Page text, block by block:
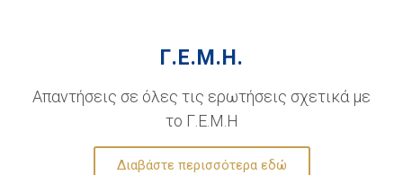
Γ.Ε.Μ.Η.
Απαντήσεις σε όλες τις ερωτήσεις σχετικά με
το Γ.Ε.Μ.Η
Διαβάστε περισσότερα εδώ